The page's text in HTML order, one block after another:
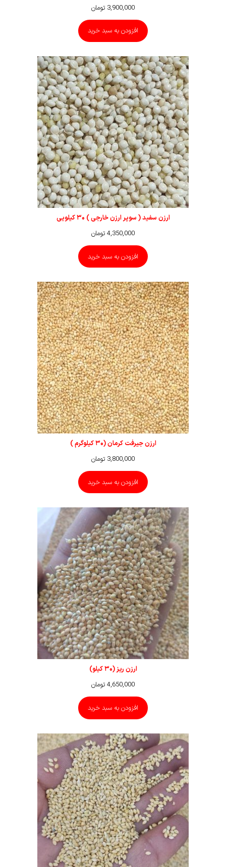
3,900,000 تومان
افزودن به سبد خرید
ارزن سفید ( سوپر ارزن خارجی ) ۳۰ کیلویی
4,350,000 تومان
افزودن به سبد خرید
ارزن جیرفت کرمان (۳۰ کیلوگرم )
3,800,000 تومان
افزودن به سبد خرید
ارزن ریز (۳۰ کیلو)
4,650,000 تومان
افزودن به سبد خرید